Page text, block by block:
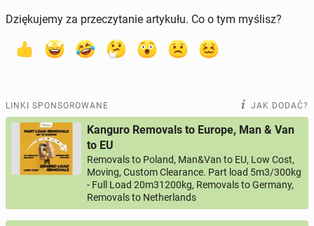
Dziękujemy za przeczytanie artykułu. Co o tym myślisz?
LINKI SPONSOROWANE JAK DODAĆ?
Kanguro Removals to Europe, Man & Van
to EU
Removals to Poland, Man&Van to EU, Low Cost,
Moving, Custom Clearance. Part load 5m3/300kg
- Full Load 20m31200kg, Removals to Germany,
Removals to Netherlands